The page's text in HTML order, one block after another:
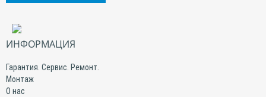
ИНФОРМАЦИЯ
Гарантия. Сервис. Ремонт.
Монтаж
О нас